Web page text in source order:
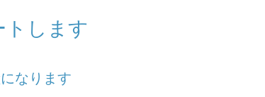
します
なります